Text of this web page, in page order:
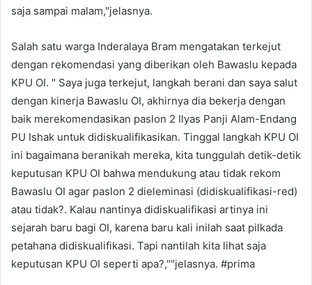
saja sampai malam,"jelasnya.
Salah satu warga Inderalaya Bram mengatakan terkejut
dengan rekomendasi yang diberikan oleh Bawaslu kepada
KPU OI. " Saya juga terkejut, langkah berani dan saya salut
dengan kinerja Bawaslu OI, akhirnya dia bekerja dengan
baik merekomendasikan paslon 2 Ilyas Panji Alam-Endang
PU Ishak untuk didiskualifikasikan. Tinggal langkah KPU OI
ini bagaimana beranikah mereka, kita tunggulah detik-detik
keputusan KPU OI bahwa mendukung atau tidak rekom
Bawaslu OI agar paslon 2 dieleminasi (didiskualifikasi-red)
atau tidak?. Kalau nantinya didiskualifikasi artinya ini
sejarah baru bagi OI, karena baru kali inilah saat pilkada
petahana didiskualifikasi. Tapi nantilah kita lihat saja
keputusan KPU OI seperti apa?,""jelasnya. #prima